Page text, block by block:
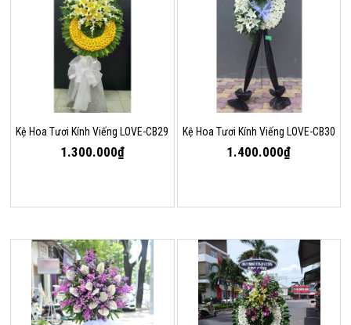
Kệ Hoa Tươi Kính Viếng LOVE-CB29
1.300.000₫
Kệ Hoa Tươi Kính Viếng LOVE-CB30
1.400.000₫